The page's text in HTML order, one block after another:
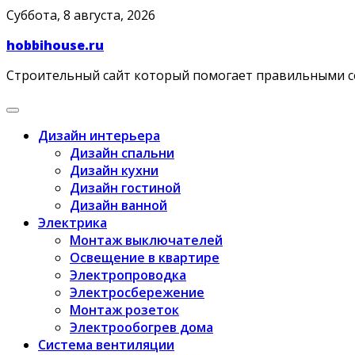
Skip
content
Суббота, 8 августа, 2026
hobbihouse.ru
Строительный сайт который помогает правильными
Дизайн интерьера
Дизайн спальни
Дизайн кухни
Дизайн гостиной
Дизайн ванной
Электрика
Монтаж выключателей
Освещение в квартире
Электропроводка
Электросбережение
Монтаж розеток
Электрообогрев дома
Система вентиляции